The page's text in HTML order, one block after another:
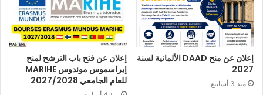
إعلان عن منح DAAD الألمانية لسنة
2027
منذ 3 أسابيع
إعلان عن فتح باب الترشح لمنح
إيراسموس موندوس MARIHE
للعام الجامعي 2027/2028